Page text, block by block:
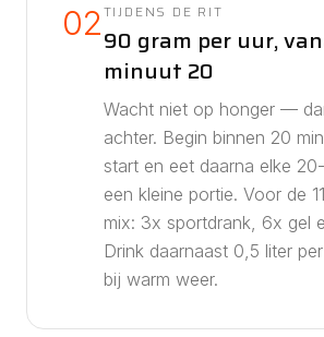
02TIJDENS DE RIT
90 gram per uur,
minuut 20
Wacht niet op honger —
achter. Begin binnen 20
start en eet daarna elke
een kleine portie. Voor de
mix: 3x sportdrank, 6x gel
Drink daarnaast 0,5 liter
bij warm weer.